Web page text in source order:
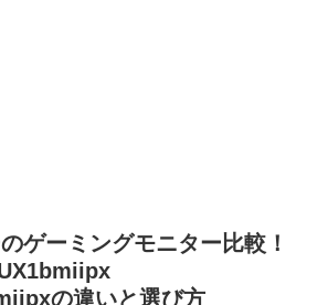
ゲーミングモニター比較！
の違いと選び方